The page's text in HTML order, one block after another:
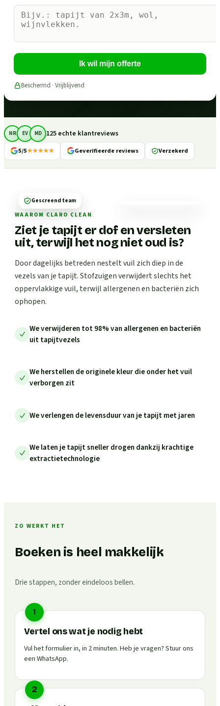
Ik wil mijn offerte
Beschermd · Vrijblijvend
NR EV MD 125 echte klantreviews
5/5★★★★★ Geverifieerde reviews Verzekerd
WAAROM CLARO CLEAN
Ziet je tapijt er dof en versleten
uit, terwijl het nog niet oud is?
Door dagelijks betreden nestelt vuil zich diep in de
vezels van je tapijt. Stofzuigen verwijdert slechts het
oppervlakkige vuil, terwijl allergenen en bacteriën zich
ophopen.
We verwijderen tot 98% van allergenen en bacteriën
uit tapijtvezels
We herstellen de originele kleur die onder het vuil
verborgen zit
We verlengen de levensduur van je tapijt met jaren
We laten je tapijt sneller drogen dankzij krachtige
extractietechnologie
Gescreend team
ZO WERKT HET
Boeken is heel makkelijk
Drie stappen, zonder eindeloos bellen.
1
Vertel ons wat je nodig hebt
Vul het formulier in, in 2 minuten. Heb je vragen? Stuur ons
een WhatsApp.
2